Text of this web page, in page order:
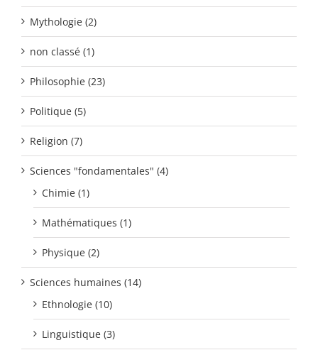
Mythologie (2)
non classé (1)
Philosophie (23)
Politique (5)
Religion (7)
Sciences "fondamentales" (4)
Chimie (1)
Mathématiques (1)
Physique (2)
Sciences humaines (14)
Ethnologie (10)
Linguistique (3)